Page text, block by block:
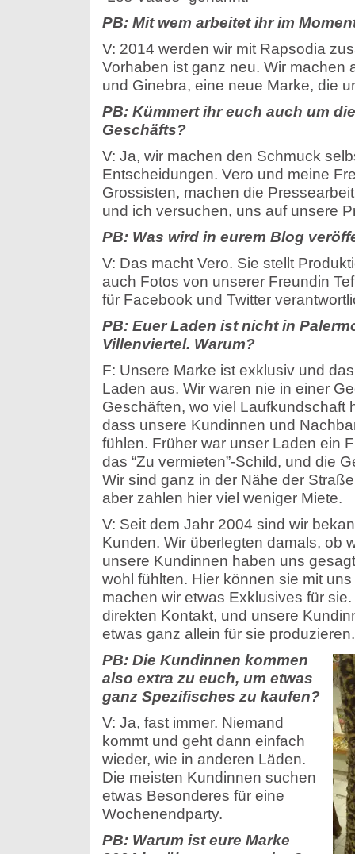
PB: Mit wem arbeitet ihr im
V: 2014 werden wir mit Rapsodia
Vorhaben ist ganz neu. Wir machen
und Ginebra, eine neue Marke, die
PB: Kümmert ihr euch auch um
Geschäfts?
V: Ja, wir machen den Schmuck
Entscheidungen. Vero und meine
Grossisten, machen die
und ich versuchen, uns auf unsere
PB: Was wird in eurem Blog
V: Das macht Vero. Sie stellt
auch Fotos von unserer Freundin
für Facebook und Twitter
PB: Euer Laden ist nicht in
Villenviertel. Warum?
F: Unsere Marke ist exklusiv und
Laden aus. Wir waren nie in einer
Geschäften, wo viel Laufkundschaft
dass unsere Kundinnen und
fühlen. Früher war unser Laden ein
das “Zu vermieten”-Schild, und die
Wir sind ganz in der Nähe der
aber zahlen hier viel weniger Miete.
V: Seit dem Jahr 2004 sind wir
Kunden. Wir überlegten damals, ob
unsere Kundinnen haben uns
wohl fühlten. Hier können sie mit
machen wir etwas Exklusives für
direkten Kontakt, und unsere
etwas ganz allein für sie produzieren.
PB: Die Kundinnen kommen
also extra zu euch, um etwas
ganz Spezifisches zu kaufen?
V: Ja, fast immer. Niemand
kommt und geht dann einfach
wieder, wie in anderen Läden.
Die meisten Kundinnen suchen
etwas Besonderes für eine
Wochenendparty.
PB: Warum ist eure Marke